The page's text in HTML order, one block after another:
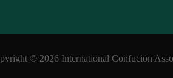
© 2026 International Confucion